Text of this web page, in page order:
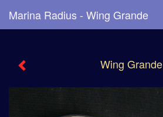
Marina Radius - Wing Grande
Wing Grande